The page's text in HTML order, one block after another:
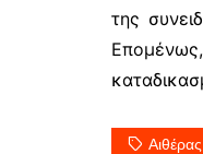
της
Αιθέρας